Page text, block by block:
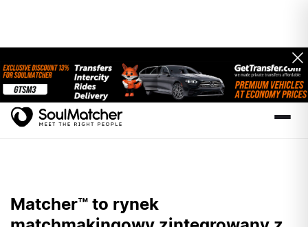
Matcher™ to rynek